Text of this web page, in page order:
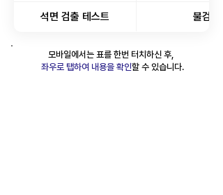
석면 검출 테스트 불검출
​모바일에서는 표를 한번 터치하신 후,
좌우로 탭하여 내용을 확인할 수 있습니다.